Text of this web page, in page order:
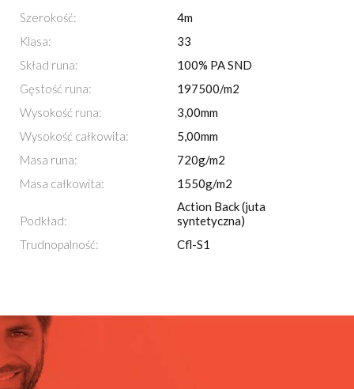
Szerokość:
4m
Klasa:
33
Skład runa:
100% PA SND
Gęstość runa:
197500/m2
Wysokość runa:
3,00mm
Wysokość całkowita:
5,00mm
Masa runa:
720g/m2
Masa całkowita:
1550g/m2
Podkład:
Action Back (juta
syntetyczna)
Trudnopalność:
Cfl-S1